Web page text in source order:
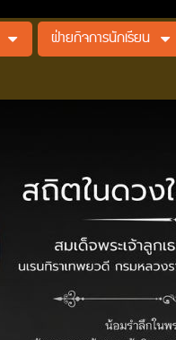
ฝ่ายกิจการนักเรียน